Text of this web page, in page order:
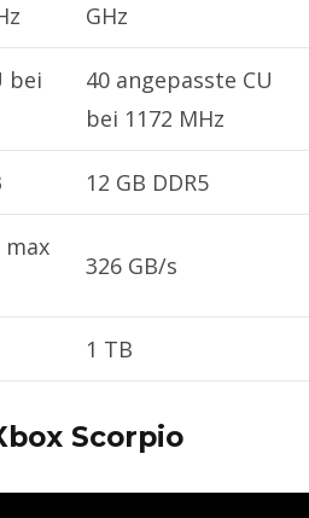
GHz
bei
40 angepasste CU
bei 1172 MHz
12 GB DDR5
max
326 GB/s
1 TB
Scorpio